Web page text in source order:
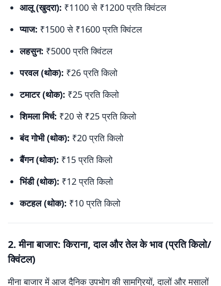
आलू (खुदरा): ₹1100 से ₹1200 प्रति क्विंटल
प्याज: ₹1500 से ₹1600 प्रति क्विंटल
लहसुन: ₹5000 प्रति क्विंटल
परवल (थोक): ₹26 प्रति किलो
टमाटर (थोक): ₹25 प्रति किलो
शिमला मिर्च: ₹20 से ₹25 प्रति किलो
बंद गोभी (थोक): ₹20 प्रति किलो
बैंगन (थोक): ₹15 प्रति किलो
भिंडी (थोक): ₹12 प्रति किलो
कटहल (थोक): ₹10 प्रति किलो
2. मीना बाजार: किराना, दाल और तेल के भाव (प्रति किलो/
क्विंटल)
मीना बाजार में आज दैनिक उपभोग की सामग्रियों, दालों और मसालों